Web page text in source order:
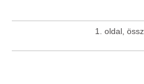
1. oldal,